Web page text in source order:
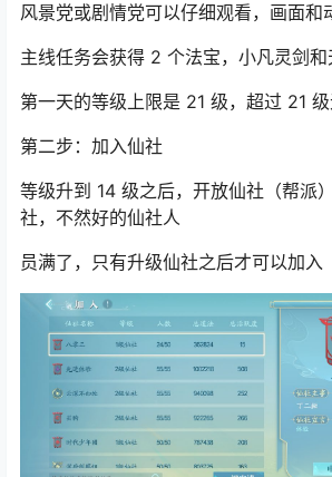
风景党或剧情党可以仔细观看，画面和
主线任务会获得 2 个法宝，小凡灵剑和
第一天的等级上限是 21 级，超过 21
第二步：加入仙社
等级升到 14 级之后，开放仙社（帮派
社，不然好的仙社人
员满了，只有升级仙社之后才可以加入